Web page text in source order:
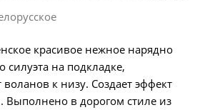
красивое нежное нарядно
силуэта на подкладке,
к низу. Создает эффект
Выполнено в дорогом стиле из